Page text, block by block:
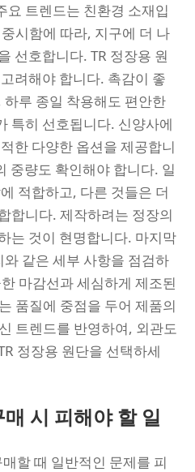
요 트렌드는 친환경 소재입
시함에 따라, 지구에 더 나
선호합니다. TR 정장용 원
려해야 합니다. 촉감이 좋
루 종일 착용해도 편안한
특히 선호됩니다. 신양사에
한 다양한 옵션을 제공합니
중량도 확인해야 합니다. 일
적합하고, 다른 것들은 더
합니다. 제작하려는 정장의
는 것이 현명합니다. 마지막
같은 세부 사항을 점검하
마감선과 세심하게 제조된
품질에 중점을 두어 제품의
트렌드를 반영하여, 외관도
정장용 원단을 선택하세
시 피해야 할 일
할 때 일반적인 문제를 피